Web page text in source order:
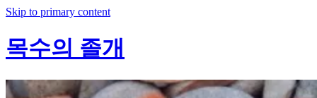
Skip to primary content
목수의 졸개